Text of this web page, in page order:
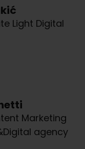
Light Digital
Marketing
agency